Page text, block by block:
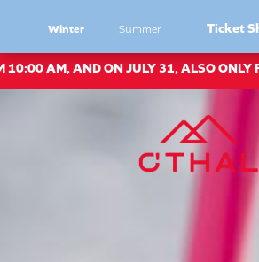
Winter Summer Ticket
AM, AND ON JULY 31, ALSO ONLY